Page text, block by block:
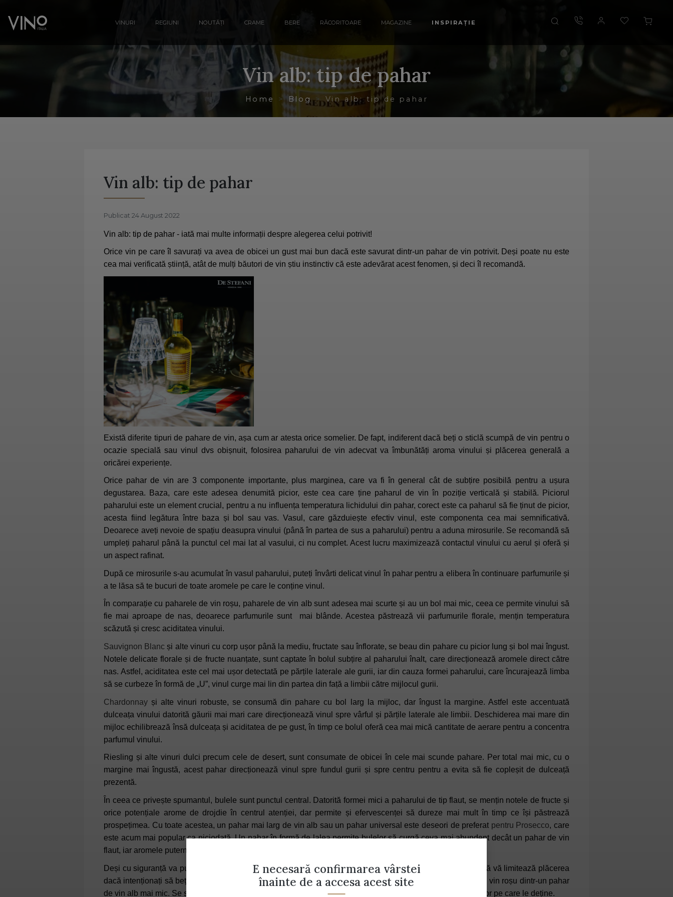
VINURI REGIUNI NOUTĂȚI CRAME BERE RĂCORITOARE MAGAZINE INSPIRAȚIE
Vin alb: tip de pahar
Home Blog Vin alb: tip de pahar
Vin alb: tip de pahar
Publicat 24 August 2022
Vin alb: tip de pahar - iată mai multe informații despre alegerea celui potrivit!
Orice vin pe care îl savurați va avea de obicei un gust mai bun dacă este savurat dintr-un pahar de vin potrivit. Deși poate nu este
cea mai verificată știință, atât de mulți băutori de vin știu instinctiv că este adevărat acest fenomen, și deci îl recomandă.
Există diferite tipuri de pahare de vin, așa cum ar atesta orice somelier. De fapt, indiferent dacă beți o sticlă scumpă de vin pentru o
ocazie specială sau vinul dvs obișnuit, folosirea paharului de vin adecvat va îmbunătăți aroma vinului și plăcerea generală a
oricărei experiențe.
Orice pahar de vin are 3 componente importante, plus marginea, care va fi în general cât de subțire posibilă pentru a ușura
degustarea. Baza, care este adesea denumită picior, este cea care ține paharul de vin în poziție verticală și stabilă. Piciorul
paharului este un element crucial, pentru a nu influența temperatura lichidului din pahar, corect este ca paharul să fie ținut de picior,
acesta fiind legătura între baza și bol sau vas. Vasul, care găzduiește efectiv vinul, este componenta cea mai semnificativă.
Deoarece aveți nevoie de spațiu deasupra vinului (până în partea de sus a paharului) pentru a aduna mirosurile. Se recomandă să
umpleți paharul până la punctul cel mai lat al vasului, ci nu complet. Acest lucru maximizează contactul vinului cu aerul și oferă și
un aspect rafinat.
După ce mirosurile s-au acumulat în vasul paharului, puteți învârti delicat vinul în pahar pentru a elibera în continuare parfumurile și
a te lăsa să te bucuri de toate aromele pe care le conține vinul.
În comparație cu paharele de vin roșu, paharele de vin alb sunt adesea mai scurte și au un bol mai mic, ceea ce permite vinului să
fie mai aproape de nas, deoarece parfumurile sunt mai blânde. Acestea păstrează vii parfumurile florale, mențin temperatura
scăzută și cresc aciditatea vinului.
Sauvignon Blanc și alte vinuri cu corp ușor până la mediu, fructate sau înflorate, se beau din pahare cu picior lung și bol mai îngust.
Notele delicate florale și de fructe nuanțate, sunt captate în bolul subțire al paharului înalt, care direcționează aromele direct către
nas. Astfel, aciditatea este cel mai ușor detectată pe părțile laterale ale gurii, iar din cauza formei paharului, care încurajează limba
să se curbeze în formă de „U”, vinul curge mai lin din partea din față a limbii către mijlocul gurii.
Chardonnay și alte vinuri robuste, se consumă din pahare cu bol larg la mijloc, dar îngust la margine. Astfel este accentuată
dulceața vinului datorită găurii mai mari care direcționează vinul spre vârful și părțile laterale ale limbii. Deschiderea mai mare din
mijloc echilibrează însă dulceața și aciditatea de pe gust, în timp ce bolul oferă cea mai mică cantitate de aerare pentru a concentra
parfumul vinului.
Riesling și alte vinuri dulci precum cele de desert, sunt consumate de obicei în cele mai scunde pahare. Per total mai mic, cu o
margine mai îngustă, acest pahar direcționează vinul spre fundul gurii și spre centru pentru a evita să fie copleșit de dulceață
prezentă.
În ceea ce privește spumantul, bulele sunt punctul central. Datorită formei mici a paharului de tip flaut, se mențin notele de fructe și
orice potențiale arome de drojdie în centrul atenției, dar permite și efervescenței să dureze mai mult în timp ce își păstrează
prospețimea. Cu toate acestea, un pahar mai larg de vin alb sau un pahar universal este deseori de preferat pentru Prosecco, care
este acum mai popular ca niciodată. Un pahar în formă de lalea permite bulelor să curgă ceva mai abundent decât un pahar de vin
flaut, iar aromele puternice nu vor dispărea din cauza deschiderii generoase.
Deși cu siguranță va puteți bucura de orice vin cu o singură pereche de pahare, s-ar putea să descoperiți că vă limitează plăcerea
dacă intenționați să beți o varietate de soiuri diferite. Acest lucru este valabil mai ales dacă alegeți să sorbiti vin roșu dintr-un pahar
de vin alb mai mic. Se spune că recunoști exact pasiunea unui împătimit al vinului după diversitatea paharelor pe care le deține.
E necesară confirmarea vârstei
înainte de a accesa acest site